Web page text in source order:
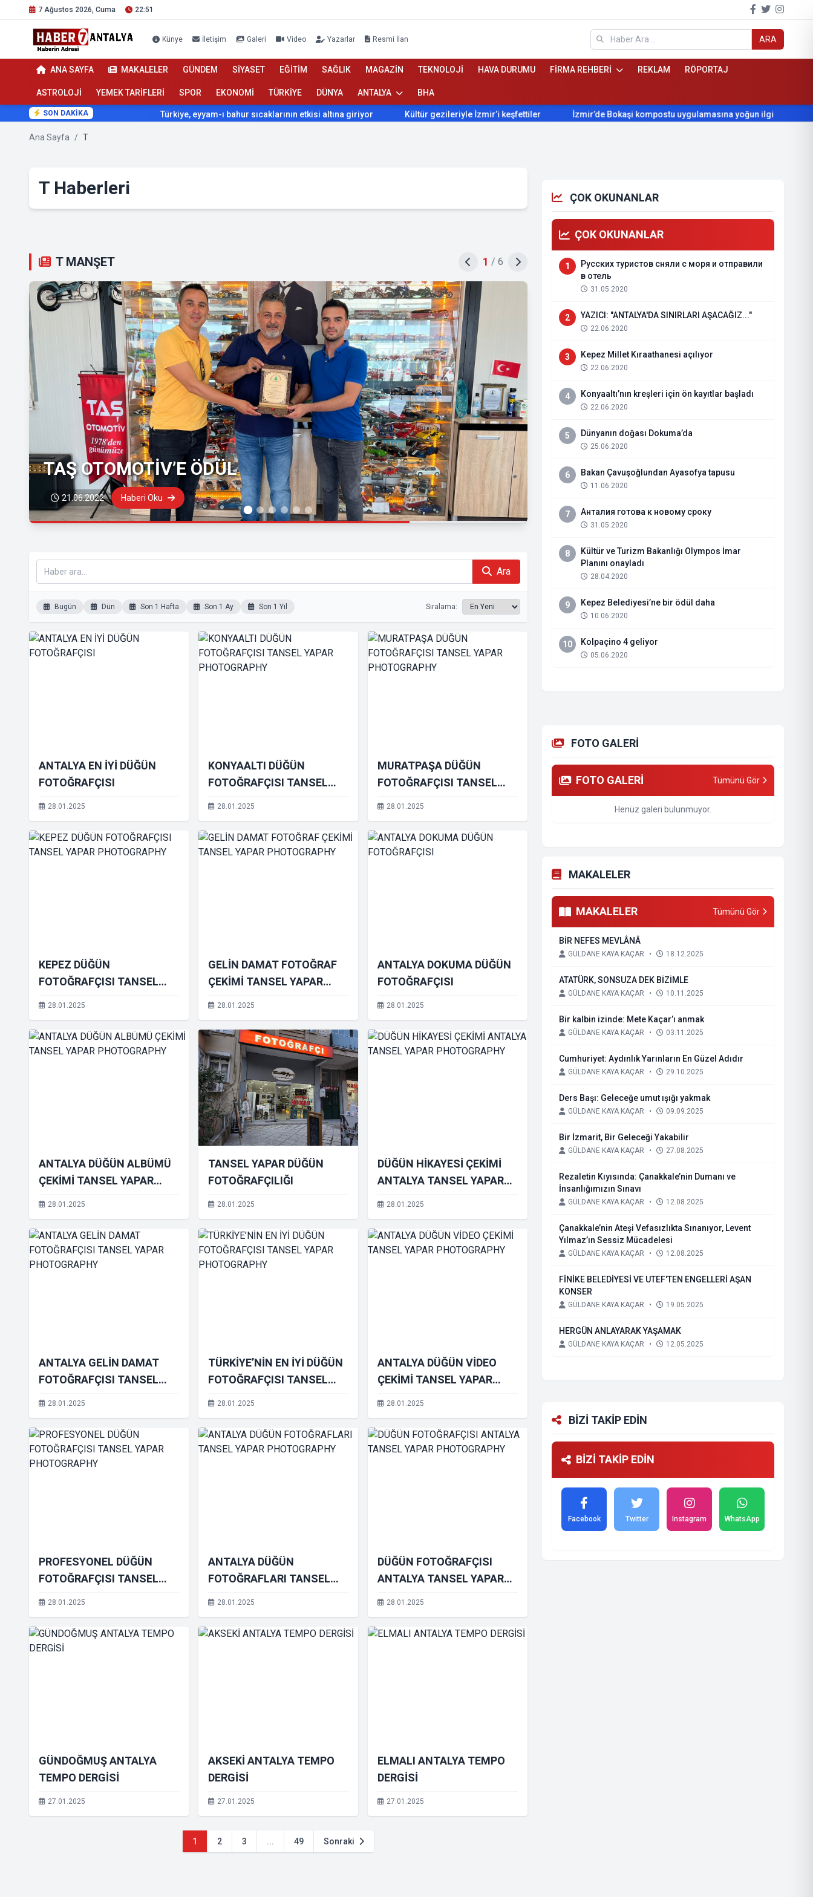
7 Ağustos 2026, Cuma 22:51
Künye İletişim Galeri Video Yazarlar Resmi İlan ARA
ANA SAYFA MAKALELER GÜNDEM SİYASET EĞİTİM SAĞLIK MAGAZİN TEKNOLOJİ HAVA DURUMU FİRMA REHBERİ REKLAM RÖPORTAJ
ASTROLOJİ YEMEK TARİFLERİ SPOR EKONOMİ TÜRKİYE DÜNYA ANTALYA BHA
SON DAKİKA Türkiye, eyyam-ı bahur sıcaklarının etkisi altına giriyor Kültür gezileriyle İzmir’i keşfettiler İzmir’de Bokaşi kompostu uygulamasına yoğun ilgi Beydağ’ın
Ana Sayfa / T
T Haberleri
T MANŞET 1 / 6
TAŞ OTOMOTİV’E ÖDÜL
21.06.2022 Haberi Oku
TURGUT OTOMOTİV PLAZA
Ara
Bugün Dün Son 1 Hafta Son 1 Ay Son 1 Yıl Sıralama:
ANTALYA EN İYİ DÜĞÜN
FOTOĞRAFÇISI
28.01.2025
KONYAALTI DÜĞÜN
FOTOĞRAFÇISI TANSEL
YAPAR PHOTOGRAPHY
28.01.2025
MURATPAŞA DÜĞÜN
FOTOĞRAFÇISI TANSEL
YAPAR PHOTOGRAPHY
28.01.2025
KEPEZ DÜĞÜN
FOTOĞRAFÇISI TANSEL
YAPAR PHOTOGRAPHY
28.01.2025
GELİN DAMAT FOTOĞRAF
ÇEKİMİ TANSEL YAPAR
PHOTOGRAPHY
28.01.2025
ANTALYA DOKUMA DÜĞÜN
FOTOĞRAFÇISI
28.01.2025
ANTALYA DÜĞÜN ALBÜMÜ
ÇEKİMİ TANSEL YAPAR
PHOTOGRAPHY
28.01.2025
TANSEL YAPAR DÜĞÜN
FOTOĞRAFÇILIĞI
28.01.2025
DÜĞÜN HİKAYESİ ÇEKİMİ
ANTALYA TANSEL YAPAR
PHOTOGRAPHY
28.01.2025
ANTALYA GELİN DAMAT
FOTOĞRAFÇISI TANSEL
YAPAR PHOTOGRAPHY
28.01.2025
TÜRKİYE’NİN EN İYİ DÜĞÜN
FOTOĞRAFÇISI TANSEL
YAPAR PHOTOGRAPHY
28.01.2025
ANTALYA DÜĞÜN VİDEO
ÇEKİMİ TANSEL YAPAR
PHOTOGRAPHY
28.01.2025
PROFESYONEL DÜĞÜN
FOTOĞRAFÇISI TANSEL
YAPAR PHOTOGRAPHY
28.01.2025
ANTALYA DÜĞÜN
FOTOĞRAFLARI TANSEL
YAPAR PHOTOGRAPHY
28.01.2025
DÜĞÜN FOTOĞRAFÇISI
ANTALYA TANSEL YAPAR
PHOTOGRAPHY
28.01.2025
GÜNDOĞMUŞ ANTALYA
TEMPO DERGİSİ
27.01.2025
AKSEKİ ANTALYA TEMPO
DERGİSİ
27.01.2025
ELMALI ANTALYA TEMPO
DERGİSİ
27.01.2025
1 2 3 ... 49 Sonraki
ÇOK OKUNANLAR
ÇOK OKUNANLAR
1
Русских туристов сняли с моря и отправили
в отель
31.05.2020
2 YAZICI: "ANTALYA'DA SINIRLARI AŞACAĞIZ..."
22.06.2020
3 Kepez Millet Kıraathanesi açılıyor
22.06.2020
4 Konyaaltı’nın kreşleri için ön kayıtlar başladı
22.06.2020
5 Dünyanın doğası Dokuma’da
25.06.2020
6 Bakan Çavuşoğlundan Ayasofya tapusu
11.06.2020
7 Анталия готова к новому сроку
31.05.2020
8
Kültür ve Turizm Bakanlığı Olympos İmar
Planını onayladı
28.04.2020
9 Kepez Belediyesi’ne bir ödül daha
10.06.2020
10 Kolpaçino 4 geliyor
05.06.2020
FOTO GALERİ
FOTO GALERİ Tümünü Gör
Henüz galeri bulunmuyor.
MAKALELER
MAKALELER Tümünü Gör
BİR NEFES MEVLÂNÂ
GÜLDANE KAYA KAÇAR • 18.12.2025
ATATÜRK, SONSUZA DEK BİZİMLE
GÜLDANE KAYA KAÇAR • 10.11.2025
Bir kalbin izinde: Mete Kaçar’ı anmak
GÜLDANE KAYA KAÇAR • 03.11.2025
Cumhuriyet: Aydınlık Yarınların En Güzel Adıdır
GÜLDANE KAYA KAÇAR • 29.10.2025
Ders Başı: Geleceğe umut ışığı yakmak
GÜLDANE KAYA KAÇAR • 09.09.2025
Bir İzmarit, Bir Geleceği Yakabilir
GÜLDANE KAYA KAÇAR • 27.08.2025
Rezaletin Kıyısında: Çanakkale’nin Dumanı ve
İnsanlığımızın Sınavı
GÜLDANE KAYA KAÇAR • 12.08.2025
Çanakkale’nin Ateşi Vefasızlıkta Sınanıyor, Levent
Yılmaz’ın Sessiz Mücadelesi
GÜLDANE KAYA KAÇAR • 12.08.2025
FİNİKE BELEDİYESİ VE UTEF'TEN ENGELLERİ AŞAN
KONSER
GÜLDANE KAYA KAÇAR • 19.05.2025
HERGÜN ANLAYARAK YAŞAMAK
GÜLDANE KAYA KAÇAR • 12.05.2025
BİZİ TAKİP EDİN
BİZİ TAKİP EDİN
Facebook Twitter Instagram WhatsApp